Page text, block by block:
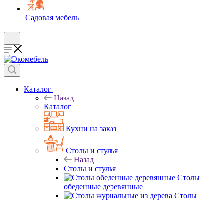
Садовая мебель
Каталог
Назад
Каталог
Кухни на заказ
Столы и стулья
Назад
Столы и стулья
Столы
обеденные деревянные
Столы